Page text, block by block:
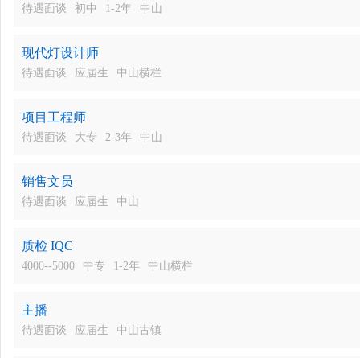
待遇面谈 初中 1-2年 中山
现代灯设计师
待遇面谈 应届生 中山横栏
项目工程师
待遇面谈 大专 2-3年 中山
销售文员
待遇面谈 应届生 中山
质检 IQC
4000--5000 中专 1-2年 中山横栏
主播
待遇面谈 应届生 中山古镇